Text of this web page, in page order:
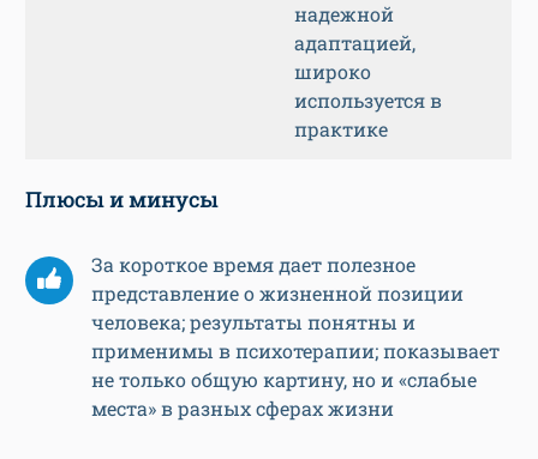
надежной
адаптацией,
широко
используется в
практике
Плюсы и минусы
За короткое время дает полезное
представление о жизненной позиции
человека; результаты понятны и
применимы в психотерапии; показывает
не только общую картину, но и «слабые
места» в разных сферах жизни